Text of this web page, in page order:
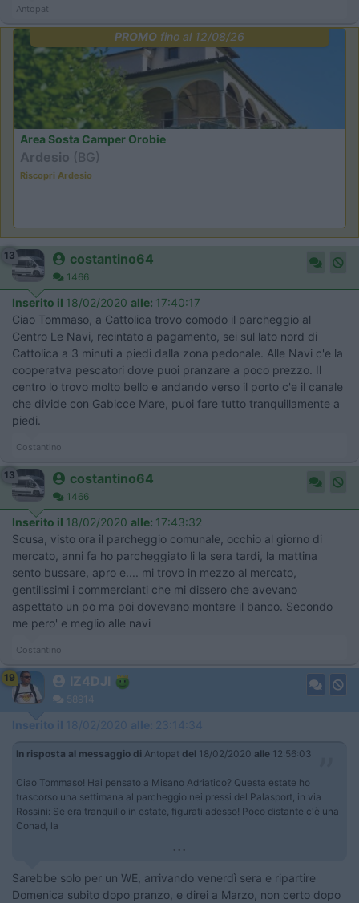
Antopat
PROMOfino al 12/08/26
Area Sosta Camper Orobie
Ardesio (BG)
Riscopri Ardesio
13 costantino64
1466
Inserito il 18/02/2020 alle: 17:40:17
Ciao Tommaso, a Cattolica trovo comodo il parcheggio al
Centro Le Navi, recintato a pagamento, sei sul lato nord di
Cattolica a 3 minuti a piedi dalla zona pedonale. Alle Navi c'e la
cooperatva pescatori dove puoi pranzare a poco prezzo. Il
centro lo trovo molto bello e andando verso il porto c'e il canale
che divide con Gabicce Mare, puoi fare tutto tranquillamente a
piedi.
Costantino
13 costantino64
1466
Inserito il 18/02/2020 alle: 17:43:32
Scusa, visto ora il parcheggio comunale, occhio al giorno di
mercato, anni fa ho parcheggiato li la sera tardi, la mattina
sento bussare, apro e.... mi trovo in mezzo al mercato,
gentilissimi i commercianti che mi dissero che avevano
aspettato un po ma poi dovevano montare il banco. Secondo
me pero' e meglio alle navi
Costantino
19 IZ4DJI
58914
Inserito il 18/02/2020 alle: 23:14:34
In risposta al messaggio di Antopat del 18/02/2020 alle 12:56:03
Ciao Tommaso! Hai pensato a Misano Adriatico? Questa estate ho
trascorso una settimana al parcheggio nei pressi del Palasport, in via
Rossini: Se era tranquillo in estate, figurati adesso! Poco distante c'è una
Conad, la
...
Sarebbe solo per un WE, arrivando venerdì sera e ripartire
Domenica subito dopo pranzo, e direi a Marzo, non certo dopo